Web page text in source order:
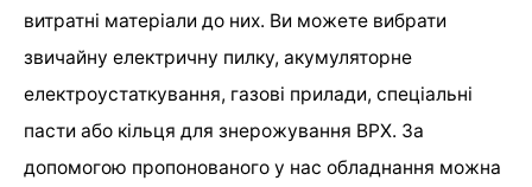
витратні матеріали до них. Ви можете вибрати
звичайну електричну пилку, акумуляторне
електроустаткування, газові прилади, спеціальні
пасти або кільця для знерожування ВРХ. За
допомогою пропонованого у нас обладнання можна